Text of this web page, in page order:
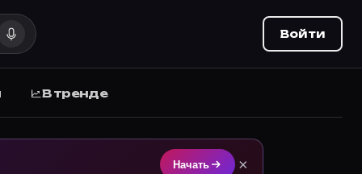
на Movie Planner (movie-planner.ru).
Войти
В тренде
Начать ×